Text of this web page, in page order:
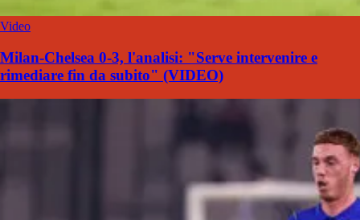
Video
Milan-Chelsea 0-3, l'analisi: "Serve intervenire e
rimediare fin da subito" (VIDEO)